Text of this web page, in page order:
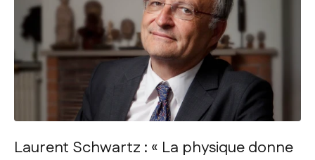
Laurent Schwartz : « La physique donne